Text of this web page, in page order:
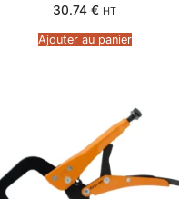
30.74 € HT
Ajouter au panier